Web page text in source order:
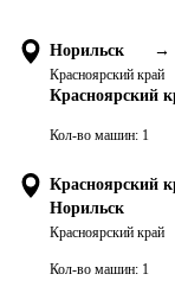
Норильск →
Красноярский край
Красноярский
Кол-во машин: 1
Красноярский
Норильск
Красноярский край
Кол-во машин: 1